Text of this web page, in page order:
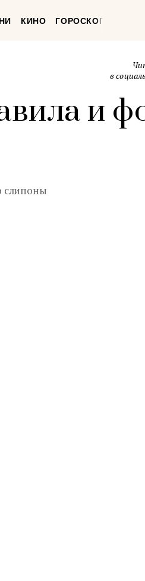
КИНО ГОРОСКОП
в
и
слипоны